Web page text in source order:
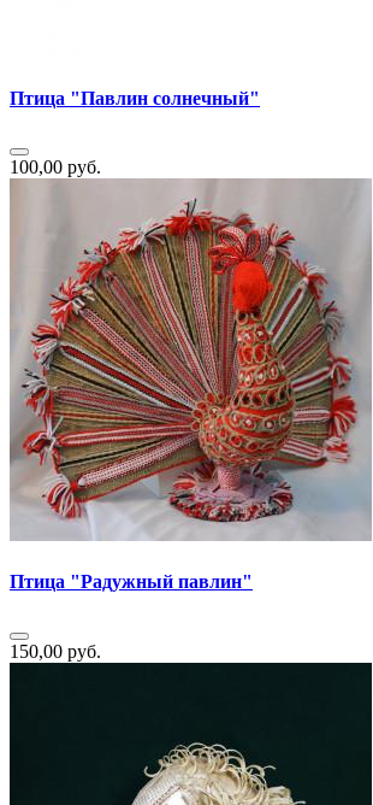
Птица "Павлин солнечный"
100,00 руб.
Птица "Радужный павлин"
150,00 руб.